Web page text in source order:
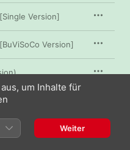
Version]
Version]
um Inhalte für
Weiter